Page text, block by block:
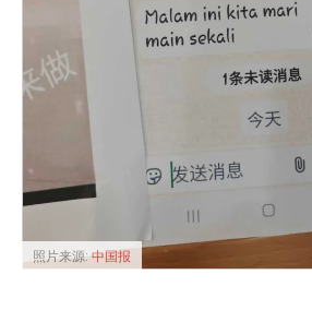
照片来源:中国报